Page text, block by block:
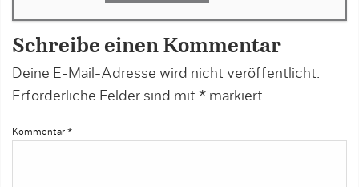
Schreibe einen Kommentar
Deine E-Mail-Adresse wird nicht veröffentlicht.
Erforderliche Felder sind mit * markiert.
Kommentar *